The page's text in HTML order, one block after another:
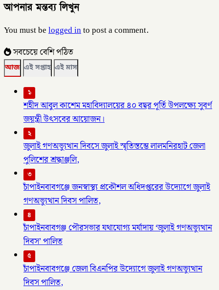
আপনার মন্তব্য লিখুন
You must belogged into post a comment.
সবচেয়ে বেশি পঠিত
আজ এই সপ্তাহ এই মাস
১
শহীদ আবুল কাশেম মহাবিদ্যালয়ের ৪০ বছর পূর্তি উপলক্ষ্যে সুবর্ণ
জয়ন্ত্রী উৎসবের আয়োজন।
২
জুলাই গণঅভ্যুত্থান দিবসে জুলাই স্মৃতিস্তম্ভে লালমনিরহাট জেলা
পুলিশের শ্রদ্ধাঞ্জলি,
৩
চাঁপাইনবাবগঞ্জে জনস্বাস্থ্য প্রকৌশল অধিদপ্তরের উদ্যোগে জুলাই
গণঅভ্যুত্থান দিবস পালিত,
৪
চাঁপাইনবাবগঞ্জ পৌরসভার যথাযোগ্য মর্যাদায় ‘জুলাই গণঅভ্যুত্থান
দিবস’ পালিত
৫
চাঁপাইনবাবগঞ্জে জেলা বিএনপির উদ্যোগে জুলাই গণঅভ্যুত্থান
দিবস পালিত,